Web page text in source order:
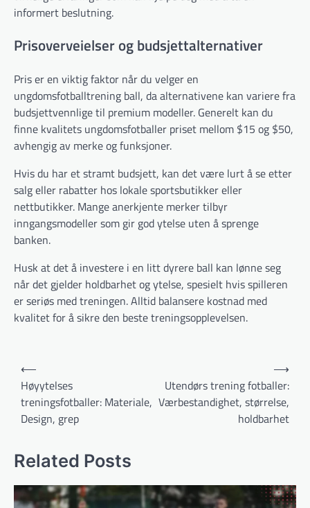
informert beslutning.
Prisoverveielser og budsjettalternativer
Pris er en viktig faktor når du velger en
ungdomsfotballtrening ball, da alternativene kan variere fra
budsjettvennlige til premium modeller. Generelt kan du
finne kvalitets ungdomsfotballer priset mellom $15 og $50,
avhengig av merke og funksjoner.
Hvis du har et stramt budsjett, kan det være lurt å se etter
salg eller rabatter hos lokale sportsbutikker eller
nettbutikker. Mange anerkjente merker tilbyr
inngangsmodeller som gir god ytelse uten å sprenge
banken.
Husk at det å investere i en litt dyrere ball kan lønne seg
når det gjelder holdbarhet og ytelse, spesielt hvis spilleren
er seriøs med treningen. Alltid balansere kostnad med
kvalitet for å sikre den beste treningsopplevelsen.
Post
navigation
⟵
Høyytelses
treningsfotballer: Materiale,
Design, grep
Utendørs trening fotballer:
Værbestandighet, størrelse,
holdbarhet
⟶
Related Posts